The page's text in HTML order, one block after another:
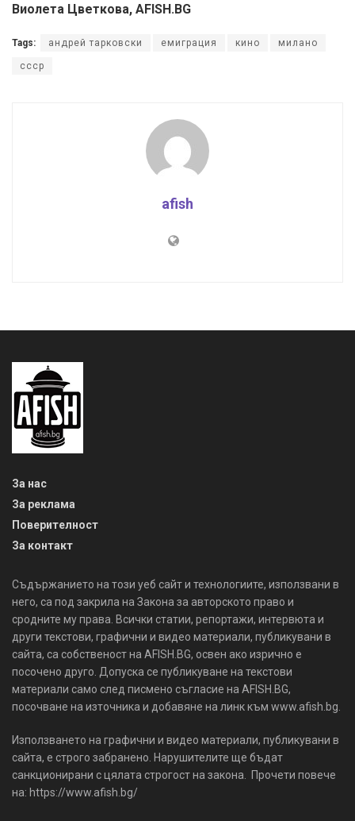
Виолета Цветкова, AFISH.BG
Tags: андрей тарковски емиграция кино милано
ссср
afish
За нас
За реклама
Поверителност
За контакт
Съдържанието на този уеб сайт и технологиите, използвани в
него, са под закрила на Закона за авторското право и
сродните му права. Всички статии, репортажи, интервюта и
други текстови, графични и видео материали, публикувани в
сайта, са собственост на AFISH.BG, освен ако изрично е
посочено друго. Допуска се публикуване на текстови
материали само след писмено съгласие на AFISH.BG,
посочване на източника и добавяне на линк към www.afish.bg.
Използването на графични и видео материали, публикувани в
сайта, е строго забранено. Нарушителите ще бъдат
санкционирани с цялата строгост на закона. Прочети повече
на: https://www.afish.bg/